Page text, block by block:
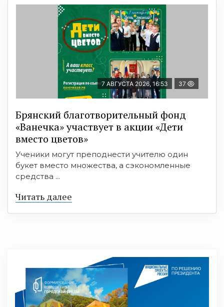
7 АВГУСТА 2026, 16:53 37
Брянский благотворительный фонд
«Ванечка» участвует в акции «Дети
вместо цветов»
Ученики могут преподнести учителю один
букет вместо множества, а сэкономленные
средства ...
Читать далее